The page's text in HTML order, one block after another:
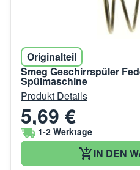
Originalteil
Smeg Geschirrspüler
Spülmaschine
Produkt Details
5,69 €
1-2 Werktage
IN DEN